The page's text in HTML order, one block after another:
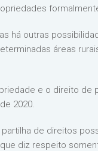
há outras
áreas
e o direito de
2020.
de direitos
diz respeito